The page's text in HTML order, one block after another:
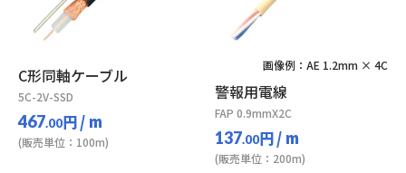
C形同軸ケーブル
5C-2V-SSD
467.00円/ m
(販売単位：100m)
画像例：AE 1.2mm × 4C
警報用電線
FAP 0.9mmX2C
137.00円/ m
(販売単位：200m)